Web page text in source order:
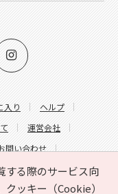
する際のサービス向
ッキー（Cookie）
入り
ヘルプ
運営会社
問い合わせ
合わせ